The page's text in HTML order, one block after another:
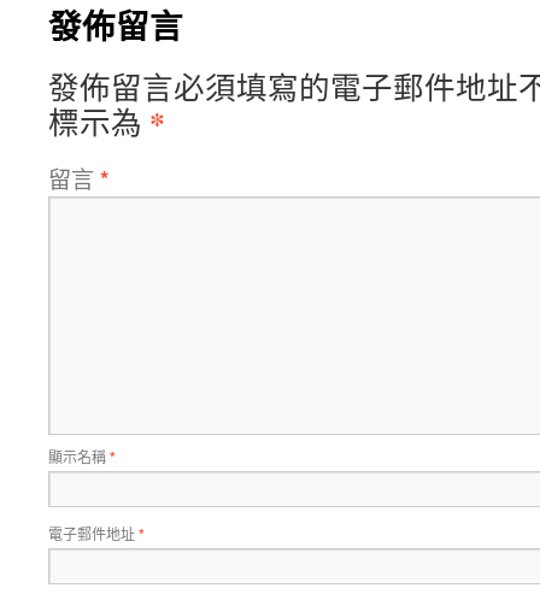
發佈留言
發佈留言必須填寫的電子郵件地址
標示為 *
留言 *
顯示名稱*
電子郵件地址*